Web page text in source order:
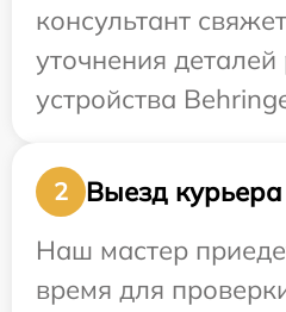
консультант
уточнения
устройства
2
Выезд
Наш мастер
время для